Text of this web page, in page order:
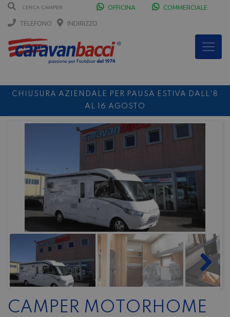
OFFICINA
COMMERCIALE
TELEFONO
INDIRIZZO
CHIUSURA AZIENDALE PER PAUSA ESTIVA DALL'8
AL 16 AGOSTO
DURANTE IL MESE DI AGOSTO SIAMO CHIUSI IL
SABATO POMERIGGIO
NOLEGGIO ENTRO IL 31.08
NOLEGGI DI SETTEMBRE
CAMPER MOTORHOME